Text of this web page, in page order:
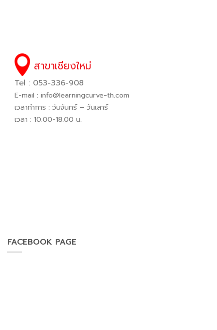
สาขาเชียงใหม่
Tel : 053-336-908
E-mail : info@learningcurve-th.com
เวลาทำการ : วันจันทร์ – วันเสาร์
เวลา : 10.00-18.00 น.
FACEBOOK PAGE